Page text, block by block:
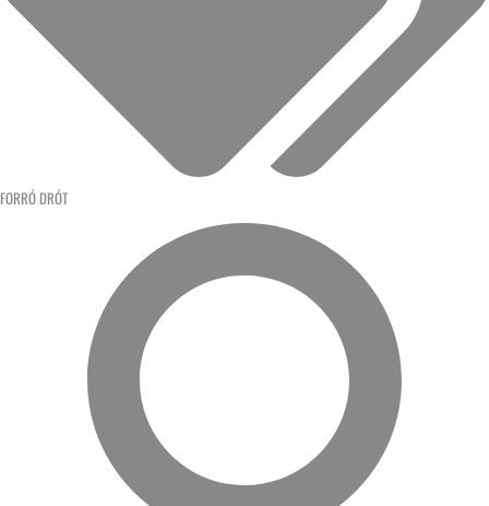
FORRÓ DRÓT